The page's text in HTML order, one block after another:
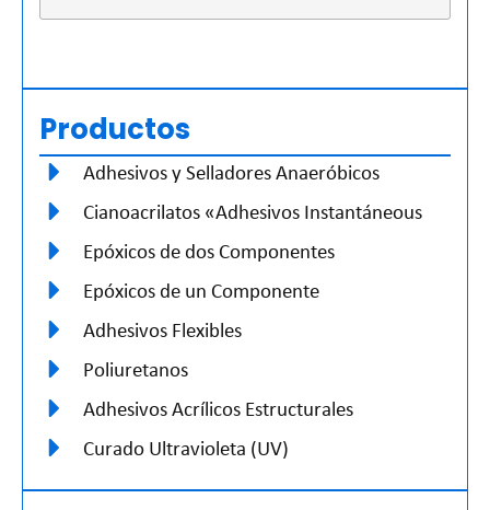
Productos
Adhesivos y Selladores Anaeróbicos
Cianoacrilatos «Adhesivos Instantáneous
Epóxicos de dos Componentes
Epóxicos de un Componente
Adhesivos Flexibles
Poliuretanos
Adhesivos Acrílicos Estructurales
Curado Ultravioleta (UV)